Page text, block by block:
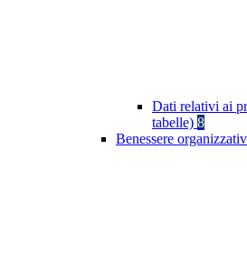
Dati relativi ai
tabelle) 8
Benessere